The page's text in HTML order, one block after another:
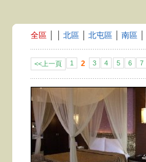
全區 北區 北屯區 南區
<<上一頁 1 2 3 4 5 6 7